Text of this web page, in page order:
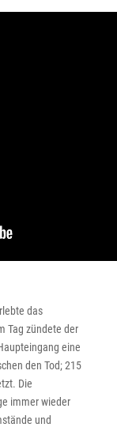
das
Tag zündete der
eine
den Tod; 215
Die
immer wieder
und